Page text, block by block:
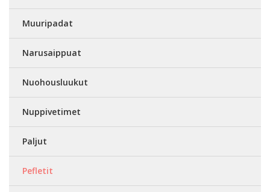
Muuripadat
Narusaippuat
Nuohousluukut
Nuppivetimet
Paljut
Pefletit